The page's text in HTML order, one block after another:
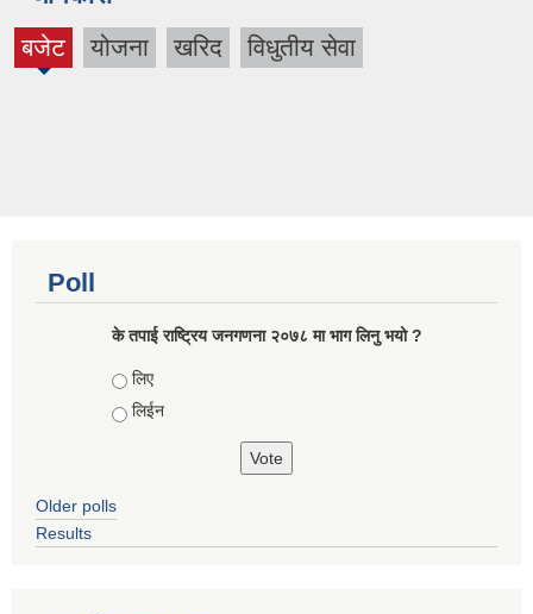
बजेट
(active
योजना खरिद विधुतीय सेवा
Poll
के तपाई राष्ट्रिय जनगणना २०७८ मा भाग लिनु भयो ?
Choices
लिए
लिईन
Older polls
Results